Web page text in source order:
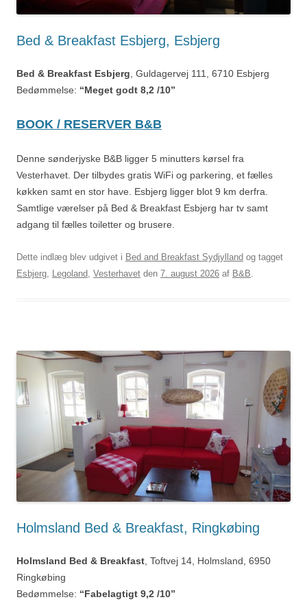
Bed & Breakfast Esbjerg, Esbjerg
Bed & Breakfast Esbjerg, Guldagervej 111, 6710 Esbjerg
Bedømmelse: “Meget godt 8,2 /10”
BOOK / RESERVER B&B
Denne sønderjyske B&B ligger 5 minutters kørsel fra
Vesterhavet. Der tilbydes gratis WiFi og parkering, et fælles
køkken samt en stor have. Esbjerg ligger blot 9 km derfra.
Samtlige værelser på Bed & Breakfast Esbjerg har tv samt
adgang til fælles toiletter og brusere.
Dette indlæg blev udgivet i Bed and Breakfast Sydjylland og tagget
Esbjerg, Legoland, Vesterhavet den 7. august 2026 af B&B.
Holmsland Bed & Breakfast, Ringkøbing
Holmsland Bed & Breakfast , Toftvej 14, Holmsland, 6950
Ringkøbing
Bedømmelse: “Fabelagtigt 9,2 /10”